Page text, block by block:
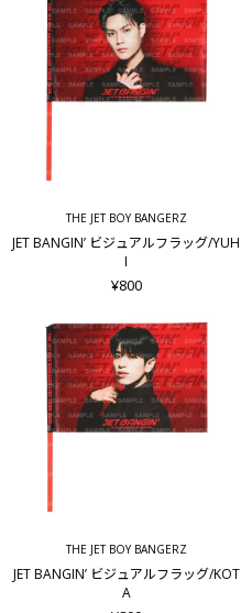
THE JET BOY BANGERZ
JET BANGIN’ ビジュアルフラッグ/YUH
I
¥800
THE JET BOY BANGERZ
JET BANGIN’ ビジュアルフラッグ/KOT
A